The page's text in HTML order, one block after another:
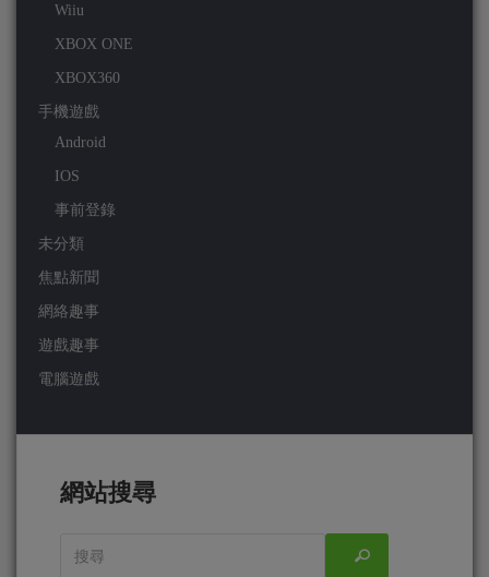
Wiiu
XBOX ONE
XBOX360
手機遊戲
Android
IOS
事前登錄
未分類
焦點新聞
網絡趣事
遊戲趣事
電腦遊戲
網站搜尋